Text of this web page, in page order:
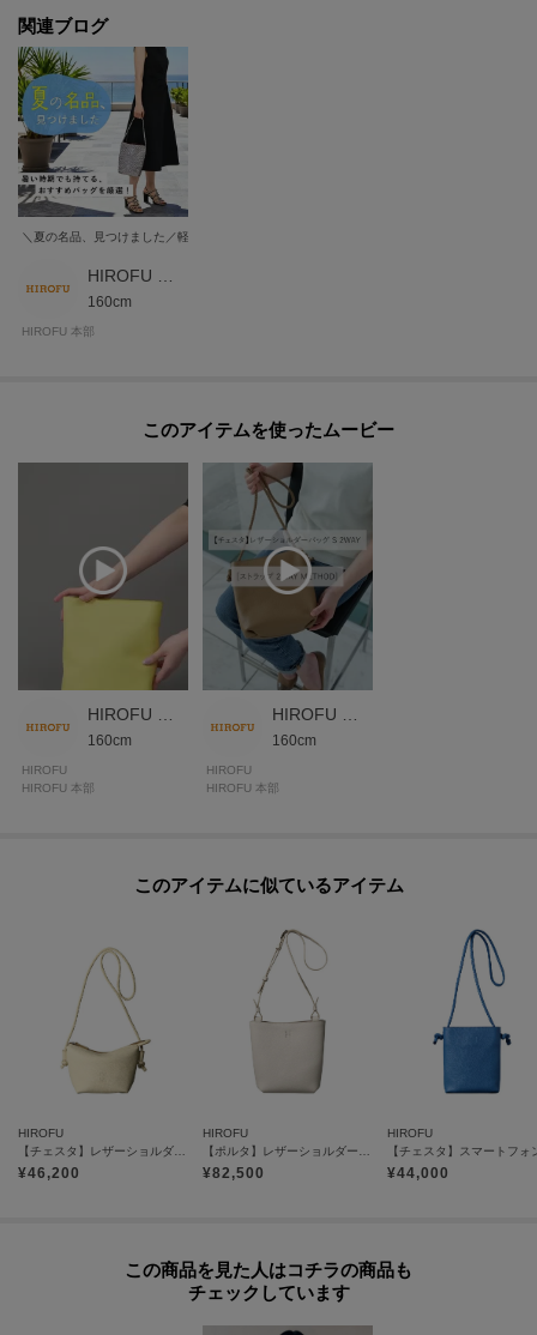
インのアクセントになっています。
【気になるアイテムは『お気に入り登録』がおすすめです】
〈お気に入り登録とは〉
オンラインサイトの各アイテムにある「ハートマーク」をクリックして簡単
に追加できます！
お気に入りアイテムが、在庫残りわずか・再入荷などキャンペーン対象にな
※商品ご購入時にお渡しするお買上げ証明書にお取り扱い上のご注意とお手
入れについての表示がございますのでよくお読みください。
※照明の関係により、実際よりも色味が違って見える場合があります。ま
モデル情報：身長165cm B81 W60 H91
関連ブログ
＼夏の名品、見つけました／軽さと涼感で選ぶ3つのバッグ
160cm
HIROFU 本部
このアイテムを使ったムービー
160cm
HIROFU
HIROFU 本部
160cm
HIROFU
HIROFU 本部
このアイテムに似ているアイテム
HIROFU
¥46,200
HIROFU
¥82,500
HIROFU
¥44,000
この商品を見た人はコチラの商品も
チェックしています